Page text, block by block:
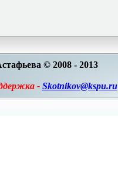
© 2008 - 2013
- Skotnikov@kspu.ru